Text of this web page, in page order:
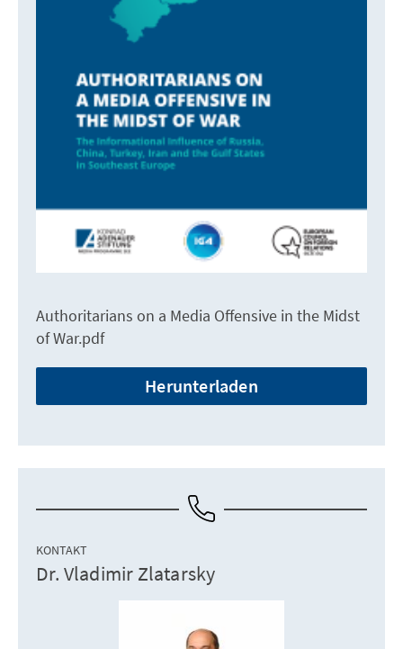
Authoritarians on a Media Offensive in the Midst
of War.pdf
Herunterladen
KONTAKT
Dr. Vladimir Zlatarsky